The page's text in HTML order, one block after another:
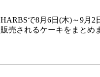
HARBSで8月6日(木)～9月2
販売されるケーキをまとめ